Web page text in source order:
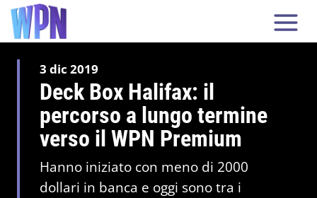
3 dic 2019
Deck Box Halifax: il
percorso a lungo termine
verso il WPN Premium
Hanno iniziato con meno di 2000
dollari in banca e oggi sono tra i